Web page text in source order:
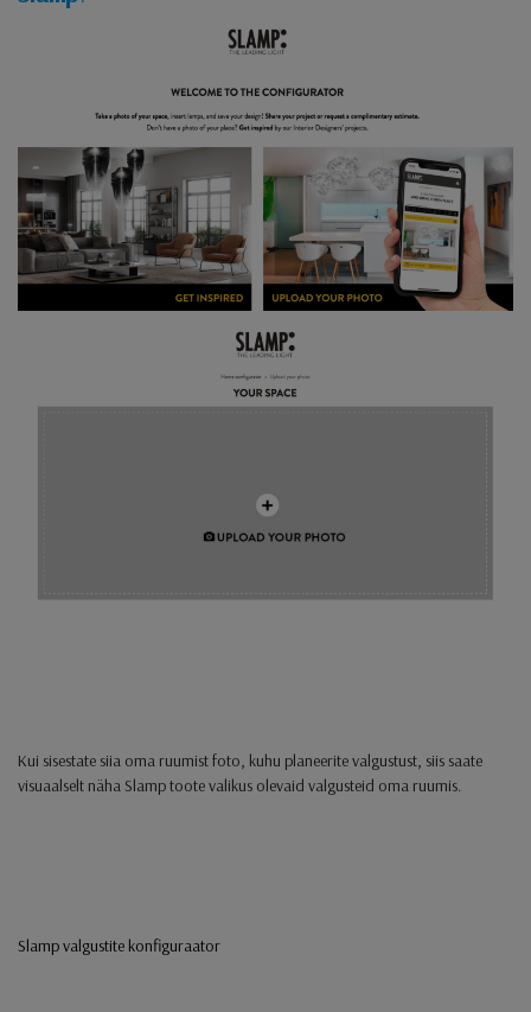
Kui sisestate siia oma ruumist foto, kuhu planeerite valgustust, siis saate
visuaalselt näha Slamp toote valikus olevaid valgusteid oma ruumis.
Slamp valgustite konfiguraator